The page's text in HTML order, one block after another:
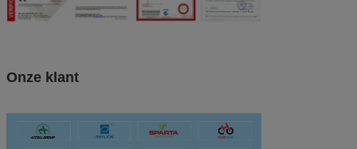
Onze klant